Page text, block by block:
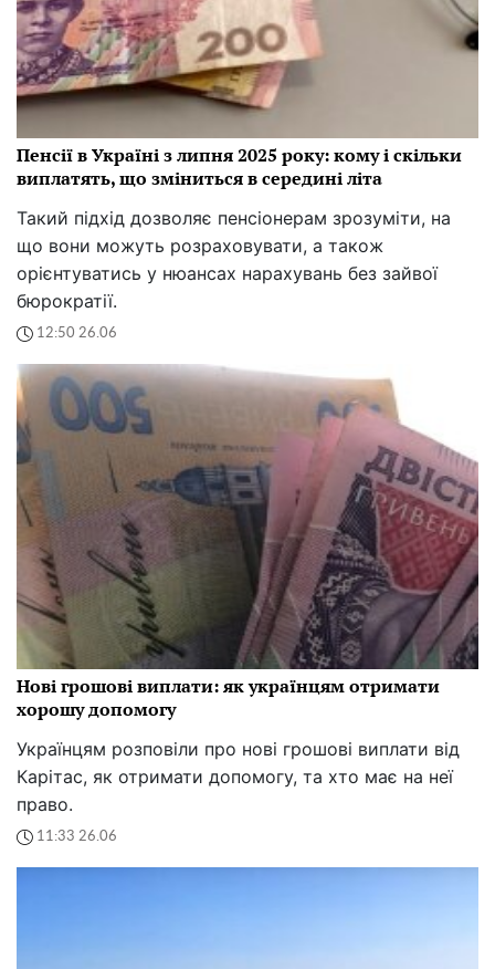
Пенсії в Україні з липня 2025 року: кому і скільки
виплатять, що зміниться в середині літа
Такий підхід дозволяє пенсіонерам зрозуміти, на
що вони можуть розраховувати, а також
орієнтуватись у нюансах нарахувань без зайвої
бюрократії.
12:50 26.06
Нові грошові виплати: як українцям отримати
хорошу допомогу
Українцям розповіли про нові грошові виплати від
Карітас, як отримати допомогу, та хто має на неї
право.
11:33 26.06